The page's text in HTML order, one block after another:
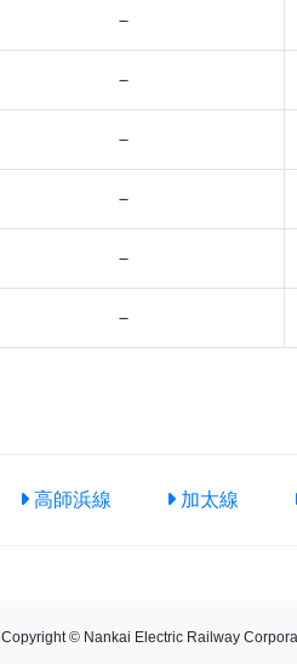
－
－
－
－
－
－
高師浜線 加太線
Copyright © Nankai Electric Railway